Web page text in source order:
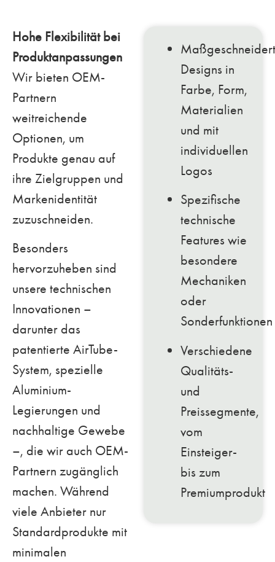
Hohe Flexibilität bei
Produktanpassungen
Wir bieten OEM-
Partnern
weitreichende
Optionen, um
Produkte genau auf
ihre Zielgruppen und
Markenidentität
zuzuschneiden.
Besonders
hervorzuheben sind
unsere technischen
Innovationen –
darunter das
patentierte AirTube-
System, spezielle
Aluminium-
Legierungen und
nachhaltige Gewebe
–, die wir auch OEM-
Partnern zugänglich
machen. Während
viele Anbieter nur
Standardprodukte mit
minimalen
Designs in
Farbe, Form,
Materialien
und mit
individuellen
Logos
Spezifische
technische
Features wie
besondere
Mechaniken
oder
Sonderfunktionen
Verschiedene
Qualitäts-
und
Preissegmente,
vom
Einsteiger-
bis zum
Premiumprodukt